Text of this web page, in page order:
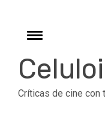
contentToggle
Críticas de cine con